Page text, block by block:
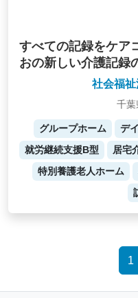
すべての記録をケア
おの新しい介護記録
社会福
千葉
グループホーム デ
就労継続支援B型
居宅
特別養護老人ホーム
1